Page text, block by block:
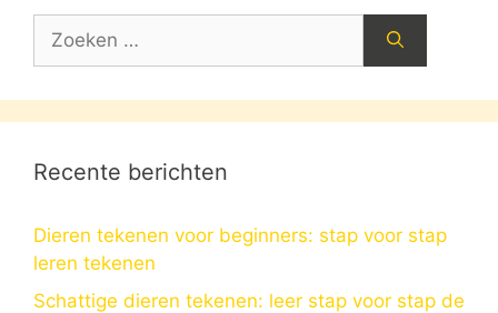
Zoek
Recente berichten
Dieren tekenen voor beginners: stap voor stap
leren tekenen
Schattige dieren tekenen: leer stap voor stap de